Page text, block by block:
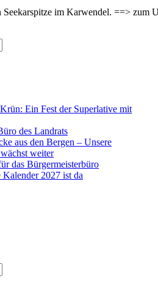
Seekarspitze im Karwendel. ==> zum
Ein Fest der Superlative mit
des Landrats
aus den Bergen – Unsere
weiter
das Bürgermeisterbüro
2027 ist da